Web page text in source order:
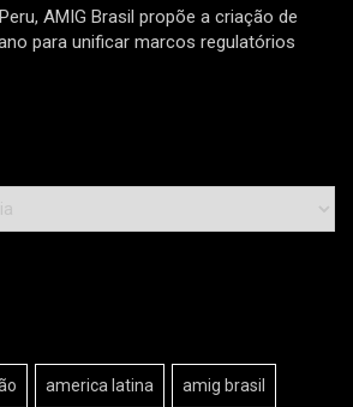
AMIG Brasil propõe a criação de
para unificar marcos regulatórios
america latina amig brasil